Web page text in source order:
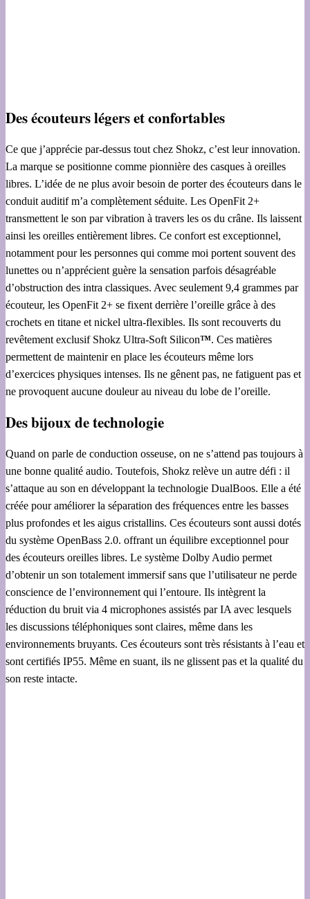
Des écouteurs légers et confortables
Ce que j’apprécie par-dessus tout chez Shokz, c’est leur innovation.
La marque se positionne comme pionnière des casques à oreilles
libres. L’idée de ne plus avoir besoin de porter des écouteurs dans le
conduit auditif m’a complètement séduite. Les OpenFit 2+
transmettent le son par vibration à travers les os du crâne. Ils laissent
ainsi les oreilles entièrement libres. Ce confort est exceptionnel,
notamment pour les personnes qui comme moi portent souvent des
lunettes ou n’apprécient guère la sensation parfois désagréable
d’obstruction des intra classiques. Avec seulement 9,4 grammes par
écouteur, les OpenFit 2+ se fixent derrière l’oreille grâce à des
crochets en titane et nickel ultra-flexibles. Ils sont recouverts du
revêtement exclusif Shokz Ultra-Soft Silicon™. Ces matières
permettent de maintenir en place les écouteurs même lors
d’exercices physiques intenses. Ils ne gênent pas, ne fatiguent pas et
ne provoquent aucune douleur au niveau du lobe de l’oreille.
Des bijoux de technologie
Quand on parle de conduction osseuse, on ne s’attend pas toujours à
une bonne qualité audio. Toutefois, Shokz relève un autre défi : il
s’attaque au son en développant la technologie DualBoos. Elle a été
créée pour améliorer la séparation des fréquences entre les basses
plus profondes et les aigus cristallins. Ces écouteurs sont aussi dotés
du système OpenBass 2.0. offrant un équilibre exceptionnel pour
des écouteurs oreilles libres. Le système Dolby Audio permet
d’obtenir un son totalement immersif sans que l’utilisateur ne perde
conscience de l’environnement qui l’entoure. Ils intègrent la
réduction du bruit via 4 microphones assistés par IA avec lesquels
les discussions téléphoniques sont claires, même dans les
environnements bruyants. Ces écouteurs sont très résistants à l’eau et
sont certifiés IP55. Même en suant, ils ne glissent pas et la qualité du
son reste intacte.